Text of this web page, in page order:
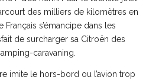
des milliers de kilomètres en
s’émancipe dans les
de surcharger sa Citroën des
caravaning.
imite le hors-bord ou l’avion trop